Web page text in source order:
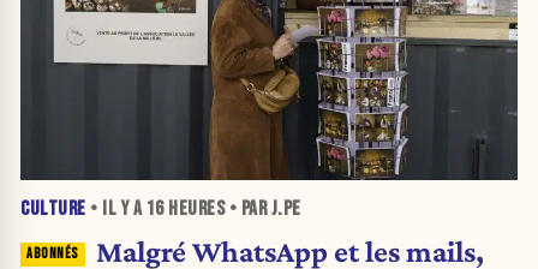
CULTURE • IL Y A 16 HEURES• PAR J.PE
Malgré WhatsApp et les mails,